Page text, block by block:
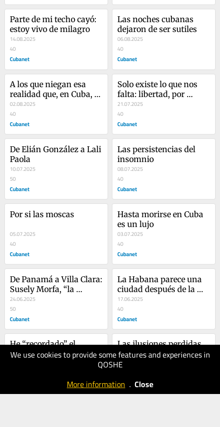
We use cookies to provide some features and experiences in
QOSHE
More information . Close
Parte de mi techo cayó:
estoy vivo de milagro
14.08.2025
40
Cubanet
Las noches cubanas
dejaron de ser sutiles
06.08.2025
40
Cubanet
A los que niegan esa
realidad que, en Cuba, es
el hambre
02.08.2025
40
Cubanet
Solo existe lo que nos
falta: libertad, por
ejemplo
21.07.2025
40
Cubanet
De Elián González a Lali
Paola
10.07.2025
50
Cubanet
Las persistencias del
insomnio
08.07.2025
40
Cubanet
Por si las moscas
05.07.2025
40
Cubanet
Hasta morirse en Cuba
es un lujo
03.07.2025
40
Cubanet
De Panamá a Villa Clara:
Susely Morfa, “la
psicóloga millonaria”
24.06.2025
50
Cubanet
La Habana parece una
ciudad después de la
guerra
17.06.2025
40
Cubanet
He “recordado” el
hambre en estos días
Las ilusiones perdidas
01.06.2025
Cubanet